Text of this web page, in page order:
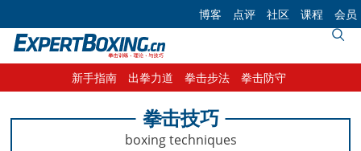
to
primary
to
main
to
footer
博客 点评 社区 课程 会员
新手指南 出拳力道 拳击步法 拳击防守
拳击技巧
boxing techniques